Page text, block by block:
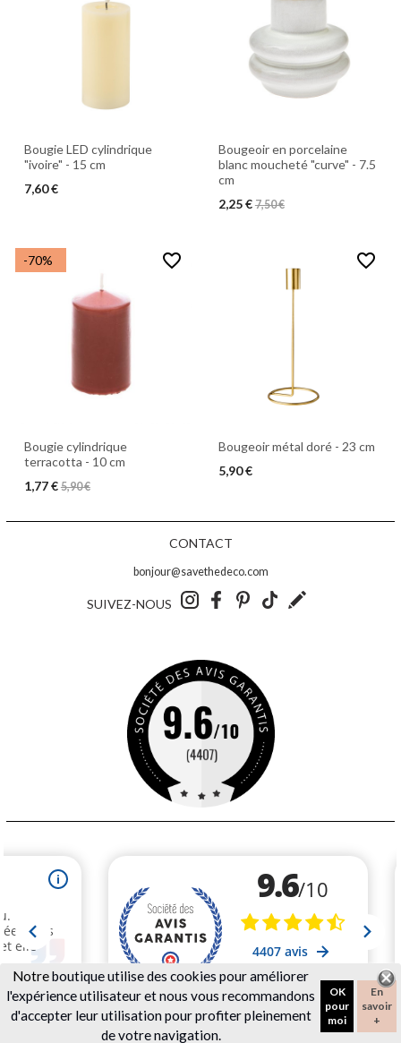
Notreboutique utilise des cookies pour améliorer
l'expérience utilisateur et nous vous recommandons
d'accepter leur utilisation pour profiter pleinement
de votre navigation.
OK
pour
moi
En
savoir
+
Bougie LED cylindrique
"ivoire" - 15 cm
7,60 €
Bougeoir en porcelaine
blanc moucheté "curve" - 7.5
cm
2,25 € 7,50 €
-70% favorite_border
Bougie cylindrique
terracotta - 10 cm
1,77 € 5,90 €
favorite_border
Bougeoir métal doré - 23 cm
5,90 €
CONTACT
bonjour@savethedeco.com
SUIVEZ-NOUS